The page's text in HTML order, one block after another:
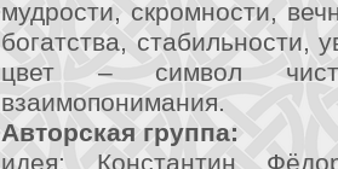
мудрости, скромности,
богатства, стабильности,
цвет – символ
взаимопонимания.
Авторская группа:
идея: Константин